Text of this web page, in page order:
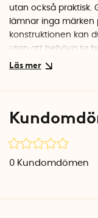
utan också praktisk.
lämnar inga
konstruktionen kan
utan att behöva ta
behöver hålla ihop
hålla samlade. Den
professionellt
0 Kundomdömen